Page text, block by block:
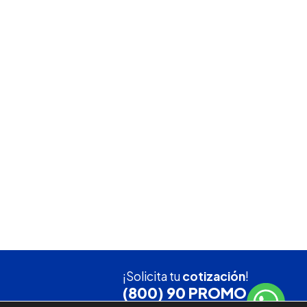
¡Solicita tucotización!
(800) 90 PROMO